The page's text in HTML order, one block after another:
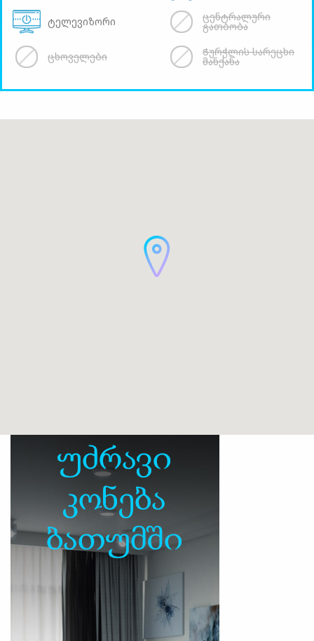
ტელევიზორი ცენტრალური
გათბობა
ცხოველები Ჭურჭლის სარეცხი
მანქანა